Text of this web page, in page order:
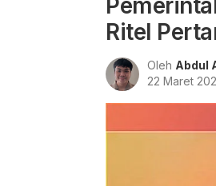
Ritel
Oleh Abdul
22 Maret